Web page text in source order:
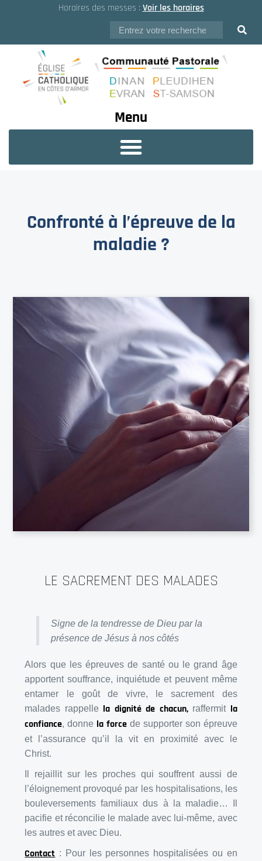
Horaires des messes : Voir les horaires
Menu
Confronté à l’épreuve de la
maladie ?
LE SACREMENT DES MALADES
Signe de la tendresse de Dieu par la
présence de Jésus à nos côtés
Alors que les épreuves de santé ou le grand âge
apportent souffrance, inquiétude et peuvent même
entamer le goût de vivre, le sacrement des
malades rappelle la dignité de chacun,raffermit la
confiance, donne la force de supporter son épreuve
et l’assurance qu’il la vit en proximité avec le
Christ.
Il rejaillit sur les proches qui souffrent aussi de
l’éloignement provoqué par les hospitalisations, les
bouleversements familiaux dus à la maladie… Il
pacifie et réconcilie le malade avec lui-même, avec
les autres et avec Dieu.
Contact : Pour les personnes hospitalisées ou en